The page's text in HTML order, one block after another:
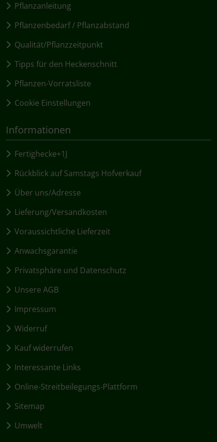
Pflanzanleitung
Pflanzenbedarf / Pflanzabstand
Qualität/Pflanzzeitpunkt
Tipps für den Heckenschnitt
Pflanzen-Vorratsliste
Cookie Einstellungen
Informationen
Fertighecke+1J
Rückblick auf Samstags Hofverkauf
Über uns/Adresse
Lieferung/Versandkosten
Voraussichtliche Lieferzeit
Anwachsgarantie
Privatsphäre und Datenschutz
Unsere AGB
Impressum
Widerruf
Kauf widerrufen
Interessante Links
Online-Streitbeilegungs-Plattform
Sitemap
Umwelt